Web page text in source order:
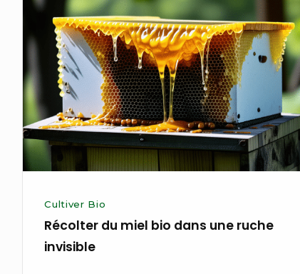
du
bio
dans
une
ruche
invisible
Cultiver Bio
Récolter du miel bio dans une ruche
invisible